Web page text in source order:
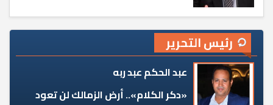
رئيس التحرير
عبد الحكم عبد ربه
«دكر الكلام».. أرض الزمالك لن تعود